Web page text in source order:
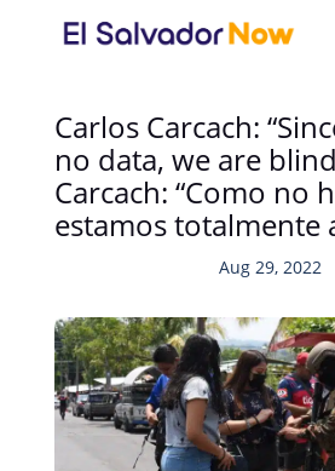
Carlos Carcach:
no data, we are
Carcach: “Como no
estamos totalmente
Aug 29, 2022